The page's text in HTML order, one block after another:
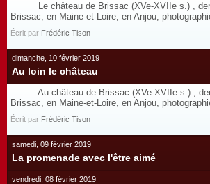
Le château de Brissac (XVe-XVIIe s.) ,
Brissac, en Maine-et-Loire, en Anjou,
Écrit par Frédéric Tison
dimanche, 10 février 2019
Au loin le château
Au château de Brissac (XVe-XVIIe s.) ,
Brissac, en Maine-et-Loire, en Anjou,
Écrit par Frédéric Tison
samedi, 09 février 2019
La promenade avec l'être aimé
vendredi, 08 février 2019